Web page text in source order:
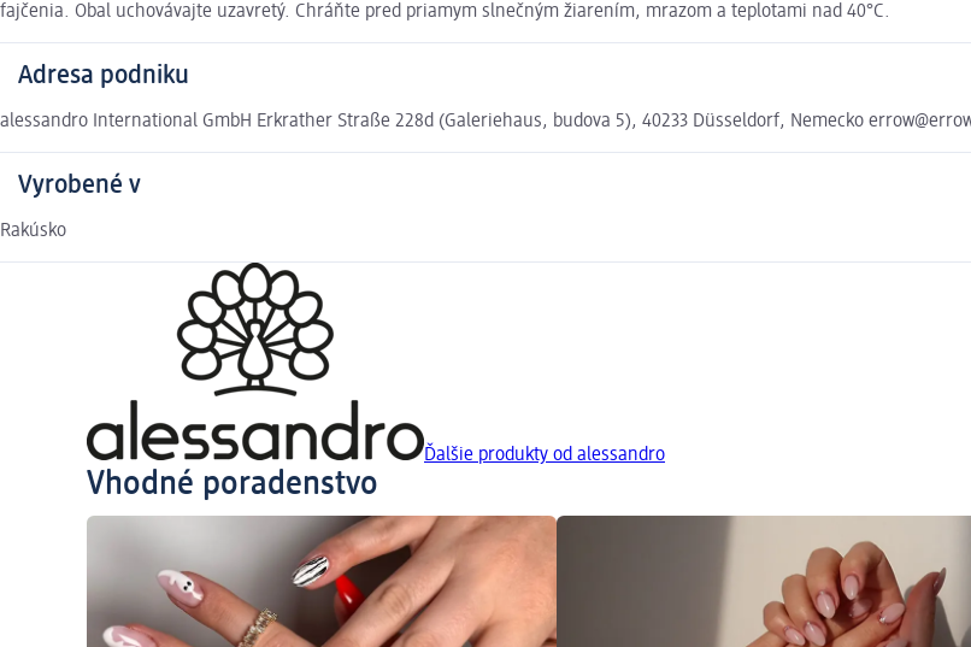
fajčenia. Obal uchovávajte uzavretý. Chráňte pred priamym slnečným žiarením, mrazom a teplotami nad 40°C.
Adresa podniku
alessandro International GmbH Erkrather Straße 228d (Galeriehaus, budova 5), 40233 Düsseldorf, Nemecko
Vyrobené v
Rakúsko
Ďalšie produkty od alessandro
Vhodné poradenstvo